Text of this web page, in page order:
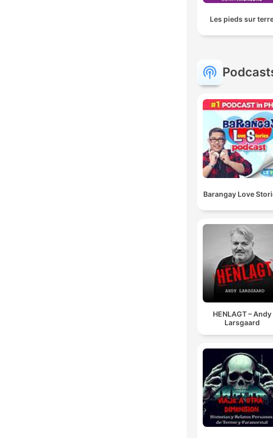
Les pieds sur
Barangay Love
HENLAGT – Andy
Larsgaard